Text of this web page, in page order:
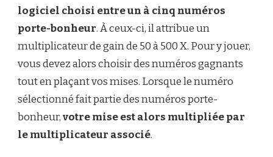
logiciel choisi entre un à cinq numéros
porte-bonheur. À ceux-ci, il attribue un
multiplicateur de gain de 50 à 500 X. Pour y jouer,
vous devez alors choisir des numéros gagnants
tout en plaçant vos mises. Lorsque le numéro
sélectionné fait partie des numéros porte-
bonheur,votre mise est alors multipliée par
le multiplicateur associé.